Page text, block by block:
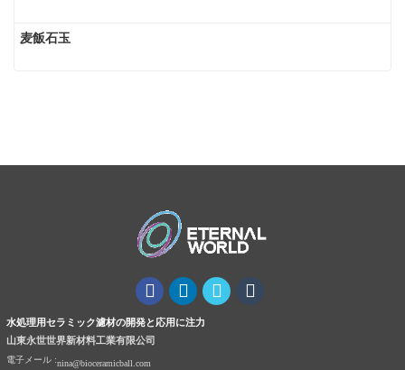
麦飯石玉
水処理用セラミック濾材の開発と応用に注力
山東永世世界新材料工業有限公司
電子メール :nina@bioceramicball.com